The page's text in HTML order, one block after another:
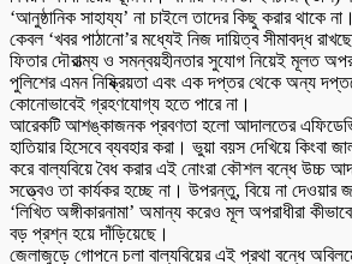
‘আনুষ্ঠানিক সাহায্য’ না চাইলে তাদের কিছু করার থাকে
কেবল ‘খবর পাঠানো’র মধ্যেই নিজ দায়িত্ব সীমাবদ্ধ
ফিতার দৌরাত্ম্য ও সমন্বয়হীনতার সুযোগ নিয়েই মূলত
পুলিশের এমন নিষ্ক্রিয়তা এবং এক দপ্তর থেকে অন্য
কোনোভাবেই গ্রহণযোগ্য হতে পারে না।
আরেকটি আশঙ্কাজনক প্রবণতা হলো আদালতের
হাতিয়ার হিসেবে ব্যবহার করা। ভুয়া বয়স দেখিয়ে কিংবা
করে বাল্যবিয়ে বৈধ করার এই নোংরা কৌশল বন্ধে উচ্চ
সত্ত্বেও তা কার্যকর হচ্ছে না। উপরন্তু, বিয়ে না
‘লিখিত অঙ্গীকারনামা’ অমান্য করেও মূল অপরাধীরা
বড় প্রশ্ন হয়ে দাঁড়িয়েছে।
জেলাজুড়ে গোপনে চলা বাল্যবিয়ের এই প্রথা বন্ধে